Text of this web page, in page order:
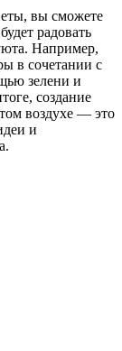
вы сможете
радовать
Например,
в сочетании с
зелени и
создание
воздухе — это
и